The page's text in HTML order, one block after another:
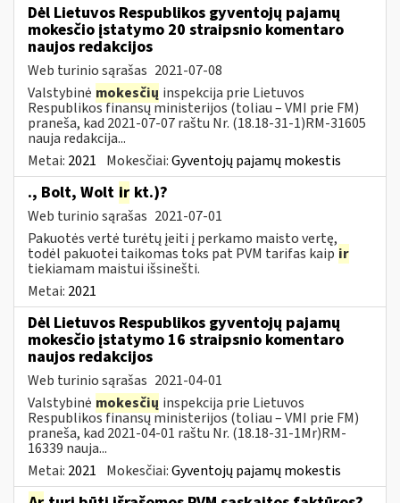
Dėl Lietuvos Respublikos gyventojų pajamų
mokesčio įstatymo 20 straipsnio komentaro
naujos redakcijos
Web turinio sąrašas 2021-07-08
Valstybinė mokesčių inspekcija prie Lietuvos
Respublikos finansų ministerijos (toliau – VMI prie FM)
praneša, kad 2021-07-07 raštu Nr. (18.18-31-1)RM-31605
nauja redakcija...
Metai: 2021 Mokesčiai:Gyventojų pajamų mokestis
., Bolt, Wolt ir kt.)?
Web turinio sąrašas 2021-07-01
Pakuotės vertė turėtų įeiti į perkamo maisto vertę,
todėl pakuotei taikomas toks pat PVM tarifas kaip ir
tiekiamam maistui išsinešti.
Metai: 2021
Dėl Lietuvos Respublikos gyventojų pajamų
mokesčio įstatymo 16 straipsnio komentaro
naujos redakcijos
Web turinio sąrašas 2021-04-01
Valstybinė mokesčių inspekcija prie Lietuvos
Respublikos finansų ministerijos (toliau – VMI prie FM)
praneša, kad 2021-04-01 raštu Nr. (18.18-31-1Mr)RM-
16339 nauja...
Metai: 2021 Mokesčiai:Gyventojų pajamų mokestis